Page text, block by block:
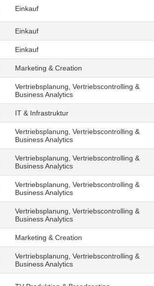
Einkauf
Einkauf
Einkauf
Marketing & Creation
Vertriebsplanung, Vertriebscontrolling &
Business Analytics
IT & Infrastruktur
Vertriebsplanung, Vertriebscontrolling &
Business Analytics
Vertriebsplanung, Vertriebscontrolling &
Business Analytics
Vertriebsplanung, Vertriebscontrolling &
Business Analytics
Vertriebsplanung, Vertriebscontrolling &
Business Analytics
Marketing & Creation
Vertriebsplanung, Vertriebscontrolling &
Business Analytics